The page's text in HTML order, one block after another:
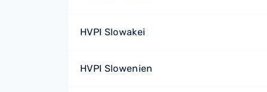
HVPI Slowakei
HVPI Slowenien